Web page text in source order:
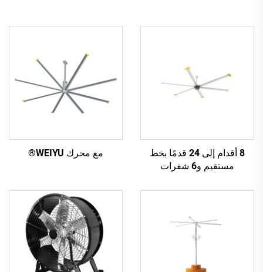
8 أقدام إلى 24 قدمًا بخط
مستقيم و6 شفرات
مع محرك WEIYU®